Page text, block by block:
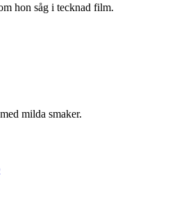
hon såg i tecknad film.
milda smaker.